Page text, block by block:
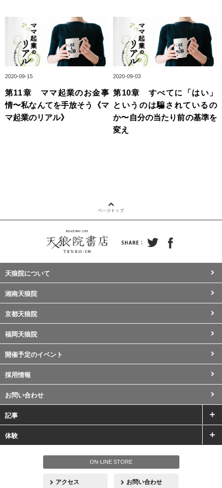
2020-09-15
第11章 ママ起業のお金事
情〜私なんてを手放そう《マ
マ起業のリアル》
2020-09-03
第10章 すべてに「はい」
というのは騙されているの
か〜自分の当たり前の基準を
変え
天狼院について
湘南天狼院
京都天狼院
福岡天狼院
開催予定のイベント
採用情報
お問い合わせ
記事
体験
ON-LINE STORE
アクセス お問い合わせ